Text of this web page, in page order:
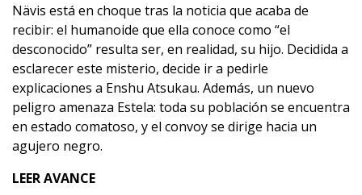
Nävis está en choque tras la noticia que acaba de
recibir: el humanoide que ella conoce como “el
desconocido” resulta ser, en realidad, su hijo. Decidida a
esclarecer este misterio, decide ir a pedirle
explicaciones a Enshu Atsukau. Además, un nuevo
peligro amenaza Estela: toda su población se encuentra
en estado comatoso, y el convoy se dirige hacia un
agujero negro.
LEER AVANCE